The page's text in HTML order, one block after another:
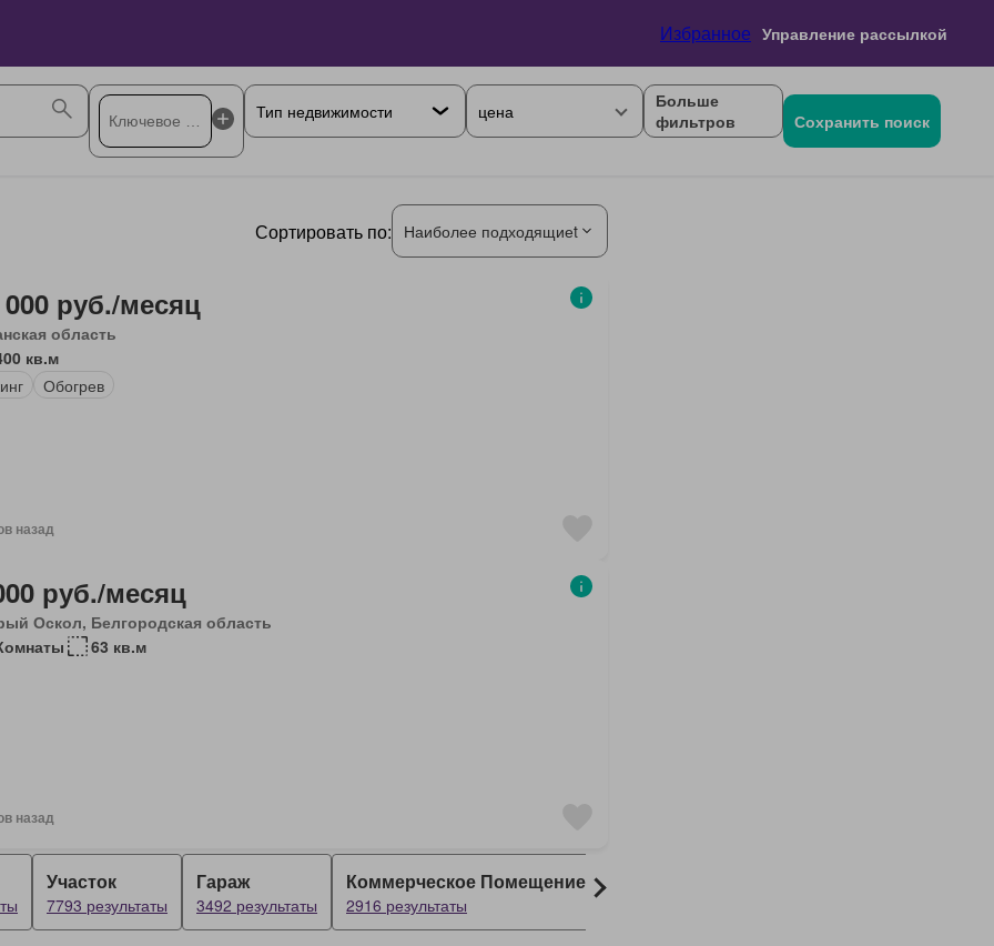
Избранное Управление рассылкой
цена
Больше
фильтров
Сохранить поиск
Сортировать по: Наиболее подходящиеt
000 руб./месяц
область
кв.м
Обогрев
назад
руб./месяц
Оскол, Белгородская область
63 кв.м
назад
Участок
7793 результаты
Гараж
3492 результаты
Коммерческое Помещение
2916 результаты